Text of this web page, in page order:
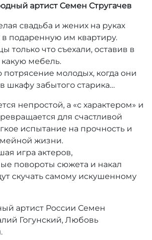
артист Семен Стругачев
свадьба и жених на руках
в подаренную им квартиру.
только что съехали, оставив в
какую мебель.
молодых, когда они
шкафу забытого старика…
непростой, а «с характером» и
для счастливой
испытание на прочность и
жизни.
игра актеров,
повороты сюжета и накал
скучать самому искушенному
артист России Семен
Гогунский, Любовь